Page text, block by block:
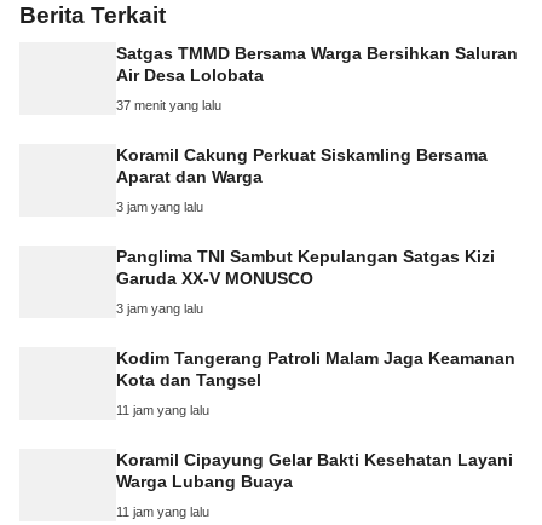
Berita Terkait
Satgas TMMD Bersama Warga Bersihkan Saluran
Air Desa Lolobata
37 menit yang lalu
Koramil Cakung Perkuat Siskamling Bersama
Aparat dan Warga
3 jam yang lalu
Panglima TNI Sambut Kepulangan Satgas Kizi
Garuda XX-V MONUSCO
3 jam yang lalu
Kodim Tangerang Patroli Malam Jaga Keamanan
Kota dan Tangsel
11 jam yang lalu
Koramil Cipayung Gelar Bakti Kesehatan Layani
Warga Lubang Buaya
11 jam yang lalu